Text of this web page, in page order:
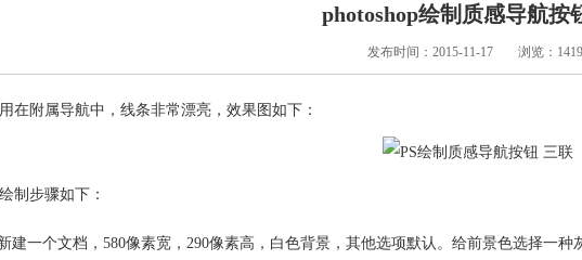
photoshop绘制质感导航按
发布时间：2015-11-17 浏览：
在附属导航中，线条非常漂亮，效果图如下：
步骤如下：
一个文档，580像素宽，290像素高，白色背景，其他选项默认。给前景色选择一种